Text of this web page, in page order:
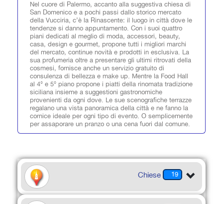
Nel cuore di Palermo, accanto alla suggestiva chiesa di
San Domenico e a pochi passi dallo storico mercato
della Vucciria, c’è la Rinascente: il luogo in città dove le
tendenze si danno appuntamento. Con i suoi quattro
piani dedicati al meglio di moda, accessori, beauty,
casa, design e gourmet, propone tutti i migliori marchi
del mercato, continue novità e prodotti in esclusiva. La
sua profumeria oltre a presentare gli ultimi ritrovati della
cosmesi, fornisce anche un servizio gratuito di
consulenza di bellezza e make up. Mentre la Food Hall
al 4° e 5° piano propone i piatti della rinomata tradizione
siciliana insieme a suggestioni gastronomiche
provenienti da ogni dove. Le sue scenografiche terrazze
regalano una vista panoramica della città e ne fanno la
cornice ideale per ogni tipo di evento. O semplicemente
per assaporare un pranzo o una cena fuori dal comune.
19
Chiese